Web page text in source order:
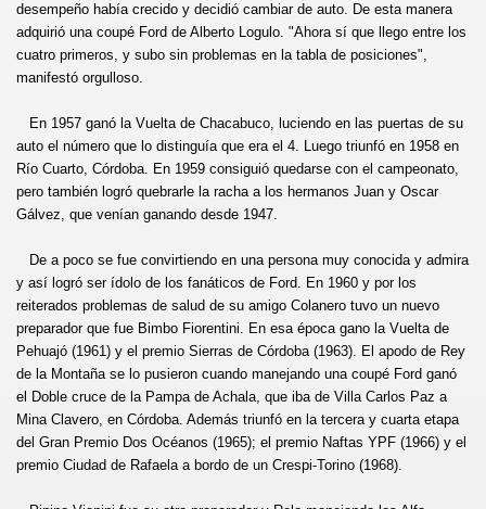
desempeño había crecido y decidió cambiar de auto. De esta manera
adquirió una coupé Ford de Alberto Logulo. "Ahora sí que llego entre los
cuatro primeros, y subo sin problemas en la tabla de posiciones",
manifestó orgulloso.
En 1957 ganó la Vuelta de Chacabuco, luciendo en las puertas de su
auto el número que lo distinguía que era el 4. Luego triunfó en 1958 en
Río Cuarto, Córdoba. En 1959 consiguió quedarse con el campeonato,
pero también logró quebrarle la racha a los hermanos Juan y Oscar
Gálvez, que venían ganando desde 1947.
De a poco se fue convirtiendo en una persona muy conocida y admira
y así logró ser ídolo de los fanáticos de Ford. En 1960 y por los
reiterados problemas de salud de su amigo Colanero tuvo un nuevo
preparador que fue Bimbo Fiorentini. En esa época gano la Vuelta de
Pehuajó (1961) y el premio Sierras de Córdoba (1963). El apodo de Rey
de la Montaña se lo pusieron cuando manejando una coupé Ford ganó
el Doble cruce de la Pampa de Achala, que iba de Villa Carlos Paz a
Mina Clavero, en Córdoba. Además triunfó en la tercera y cuarta etapa
del Gran Premio Dos Océanos (1965); el premio Naftas YPF (1966) y el
premio Ciudad de Rafaela a bordo de un Crespi-Torino (1968).